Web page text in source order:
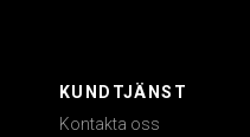
KUNDTJÄNST
Kontakta oss